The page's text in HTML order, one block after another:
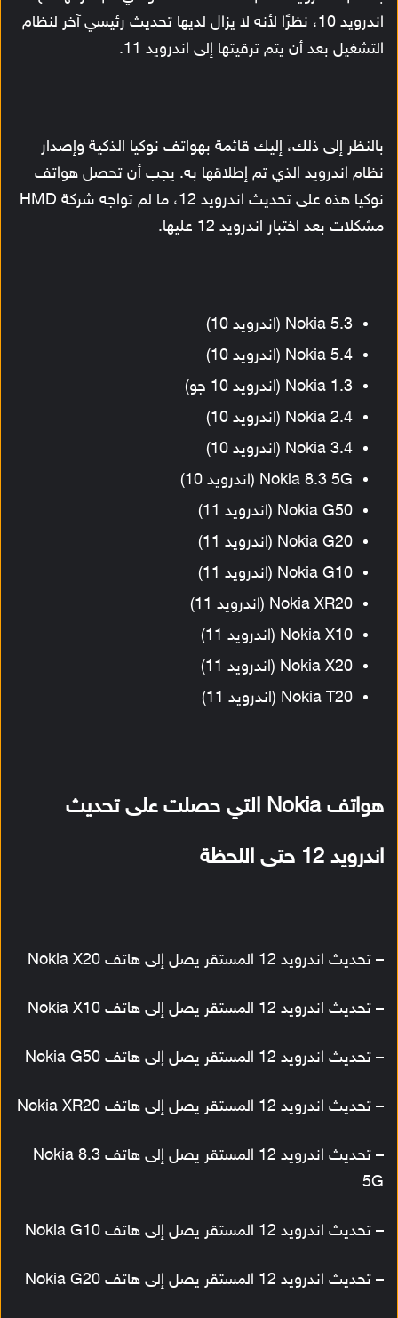
اندرويد 10، نظرًا لأنه لا يزال لديها تحديث رئيسي آخر لنظام
التشغيل بعد أن يتم ترقيتها إلى اندرويد 11.
بالنظر إلى ذلك، إليك قائمة بهواتف نوكيا الذكية وإصدار
نظام اندرويد الذي تم إطلاقها به. يجب أن تحصل هواتف
نوكيا هذه على تحديث اندرويد 12، ما لم تواجه شركة HMD
مشكلات بعد اختبار اندرويد 12 عليها.
Nokia 5.3 (اندرويد 10)
Nokia 5.4 (اندرويد 10)
Nokia 1.3 (اندرويد 10 جو)
Nokia 2.4 (اندرويد 10)
Nokia 3.4 (اندرويد 10)
Nokia 8.3 5G (اندرويد 10)
Nokia G50 (اندرويد 11)
Nokia G20 (اندرويد 11)
Nokia G10 (اندرويد 11)
Nokia XR20 (اندرويد 11)
Nokia X10 (اندرويد 11)
Nokia X20 (اندرويد 11)
Nokia T20 (اندرويد 11)
هواتف Nokia التي حصلت على تحديث
اندرويد 12 حتى اللحظة
– تحديث اندرويد 12 المستقر يصل إلى هاتف Nokia X20
– تحديث اندرويد 12 المستقر يصل إلى هاتف Nokia X10
– تحديث اندرويد 12 المستقر يصل إلى هاتف Nokia G50
– تحديث اندرويد 12 المستقر يصل إلى هاتف Nokia XR20
– تحديث اندرويد 12 المستقر يصل إلى هاتف Nokia 8.3
5G
– تحديث اندرويد 12 المستقر يصل إلى هاتف Nokia G10
– تحديث اندرويد 12 المستقر يصل إلى هاتف Nokia G20